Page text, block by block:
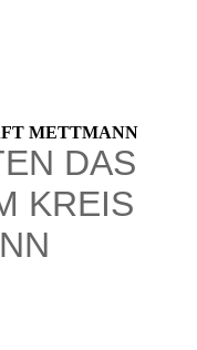
METTMANN
DAS
KREIS